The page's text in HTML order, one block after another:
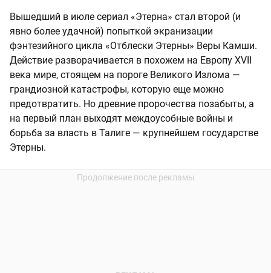
Вышедший в июле сериал «Этерна» стал второй (и
явно более удачной) попыткой экранизации
фэнтезийного цикла «Отблески Этерны» Веры Камши.
Действие разворачивается в похожем на Европу XVII
века мире, стоящем на пороге Великого Излома —
грандиозной катастрофы, которую еще можно
предотвратить. Но древние пророчества позабыты, а
на первый план выходят междоусобные войны и
борьба за власть в Талиге — крупнейшем государстве
Этерны.